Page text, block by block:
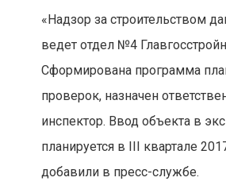
«Надзор за строительством
ведет отдел №4
Сформирована программа
проверок, назначен
инспектор. Ввод объекта в
планируется в III квартале
добавили в пресс-службе.